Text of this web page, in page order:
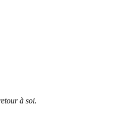
à soi.